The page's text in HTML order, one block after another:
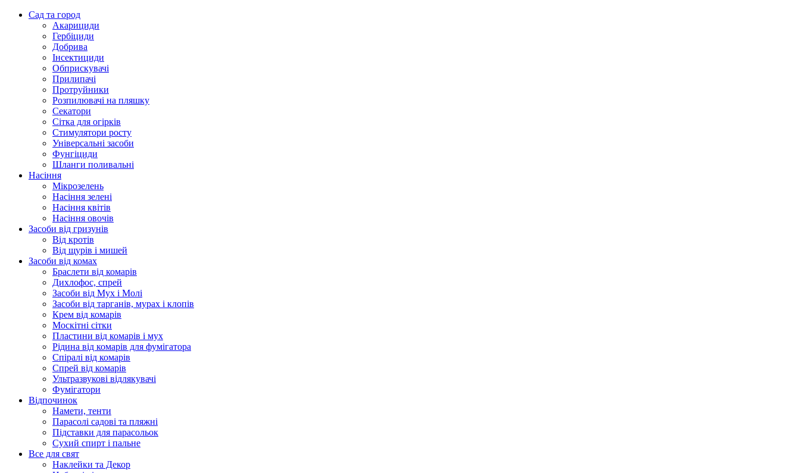
Сад та город
Акарициди
Гербіциди
Добрива
Інсектициди
Обприскувачі
Прилипачі
Протруйники
Розпилювачі на пляшку
Секатори
Сітка для огірків
Стимулятори росту
Універсальні засоби
Фунгіциди
Шланги поливальні
Насіння
Мікрозелень
Насіння зелені
Насіння квітів
Насіння овочів
Засоби від гризунів
Від кротів
Від щурів і мишей
Засоби від комах
Браслети від комарів
Дихлофос, спрей
Засоби від Мух і Молі
Засоби від тарганів, мурах і клопів
Крем від комарів
Москітні сітки
Пластини від комарів і мух
Рідина від комарів для фумігатора
Спіралі від комарів
Спрей від комарів
Ультразвукові відлякувачі
Фумігатори
Відпочинок
Намети, тенти
Парасолі садові та пляжні
Підставки для парасольок
Сухий спирт і пальне
Все для свят
Наклейки та Декор